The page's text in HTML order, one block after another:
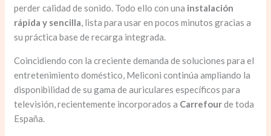
perder calidad de sonido. Todo ello con una instalación
rápida y sencilla, lista para usar en pocos minutos gracias a
su práctica base de recarga integrada.
Coincidiendo con la creciente demanda de soluciones para el
entretenimiento doméstico, Meliconi continúa ampliando la
disponibilidad de su gama de auriculares específicos para
televisión, recientemente incorporados a Carrefourde toda
España.